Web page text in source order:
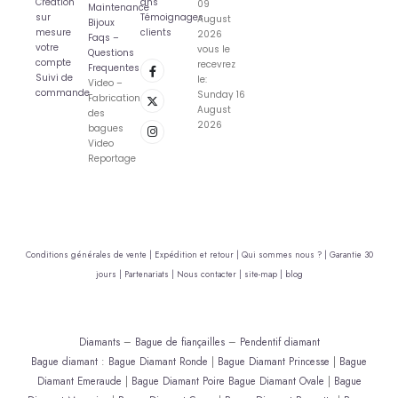
sur
mesure
votre
compte
Suivi de
commande
Maintenance
Bijoux
Faqs –
Questions
Frequentes
Video –
Fabrication
des
bagues
Video
Reportage
Témoignages
clients
09
August
2026
vous le
recevrez
le:
Sunday 16
August
2026
Conditions générales de vente | Expédition et retour | Qui sommes nous ? | Garantie 30
jours |
Partenariats | Nous contacter | site-map | blog
Diamants– Bague de fiançailles– Pendentif diamant
Bague diamant : Bague Diamant Ronde | Bague Diamant Princesse | Bague
Diamant Emeraude | Bague Diamant Poire Bague Diamant Ovale | Bague